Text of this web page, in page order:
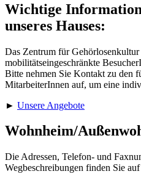
Wichtige
unseres Hauses:
Das Zentrum für
mobilitätseingeschränkte
Bitte nehmen Sie Kontakt zu den
MitarbeiterInnen auf, um eine
► Unsere Angebote
Wohnheim/
Die Adressen, Telefon- und
Wegbeschreibungen finden Sie